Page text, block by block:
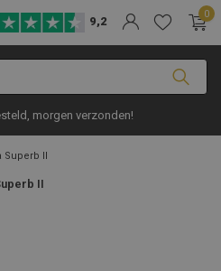
9,2
0
morgen verzonden!
Superb II
II